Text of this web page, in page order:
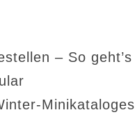
– So geht’s
Minikataloges